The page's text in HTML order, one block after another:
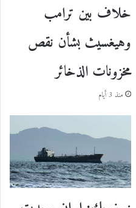
خلاف بين ترامب
وهيغسيث بشأن نقص
مخزونات الذخائر
منذ 3 أيام